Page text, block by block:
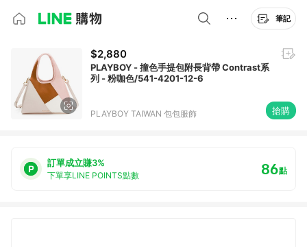
筆記
$2,880
PLAYBOY - 撞色手提包附長背帶 Contrast系
列 - 粉咖色/541-4201-12-6
PLAYBOY TAIWAN 包包服飾 搶購
訂單成立賺3%
下單享LINE POINTS點數 86點